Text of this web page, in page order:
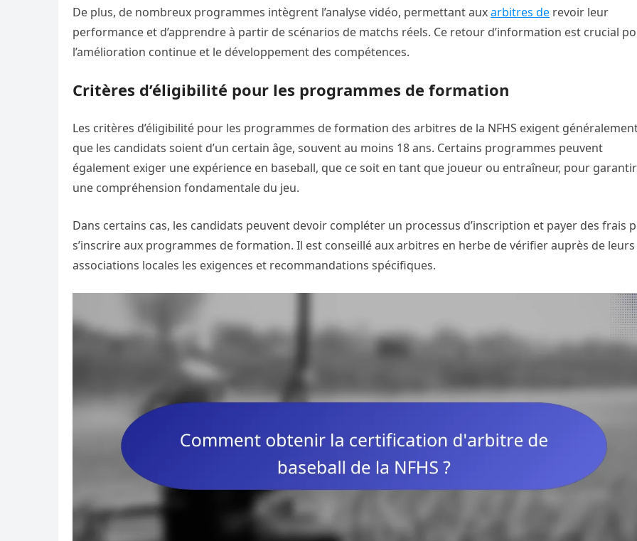
De plus, de nombreux programmes intègrent l’analyse vidéo, permettant auxarbitres de revoir leur
performance et d’apprendre à partir de scénarios de matchs réels. Ce retour d’information est crucial
l’amélioration continue et le développement des compétences.
Critères d’éligibilité pour les programmes de formation
Les critères d’éligibilité pour les programmes de formation des arbitres de la NFHS exigent
que les candidats soient d’un certain âge, souvent au moins 18 ans. Certains programmes peuvent
également exiger une expérience en baseball, que ce soit en tant que joueur ou entraîneur, pour garantir
une compréhension fondamentale du jeu.
Dans certains cas, les candidats peuvent devoir compléter un processus d’inscription et payer des frais
s’inscrire aux programmes de formation. Il est conseillé aux arbitres en herbe de vérifier auprès de leurs
associations locales les exigences et recommandations spécifiques.